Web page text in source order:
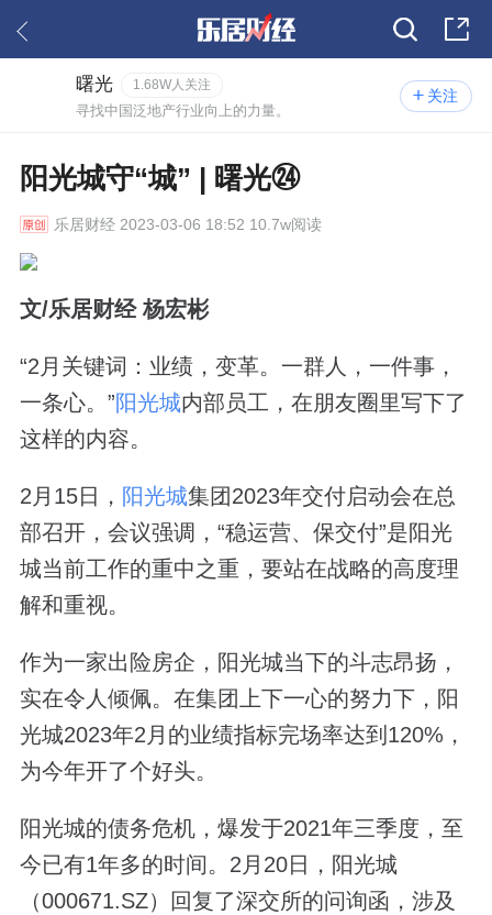
关注
曙光 1.68W人关注
寻找中国泛地产行业向上的力量。
阳光城守“城” | 曙光㉔
乐居财经2023-03-06 18:52 10.7w阅读
文/乐居财经 杨宏彬
“2月关键词：业绩，变革。一群人，一件事，
一条心。”阳光城内部员工，在朋友圈里写下了
这样的内容。
2月15日， 阳光城集团2023年交付启动会在总
部召开，会议强调，“稳运营、保交付”是阳光
城当前工作的重中之重，要站在战略的高度理
解和重视。
作为一家出险房企，阳光城当下的斗志昂扬，
实在令人倾佩。在集团上下一心的努力下，阳
光城2023年2月的业绩指标完场率达到120%，
为今年开了个好头。
阳光城的债务危机，爆发于2021年三季度，至
今已有1年多的时间。2月20日，阳光城
（000671.SZ）回复了深交所的问询函，涉及